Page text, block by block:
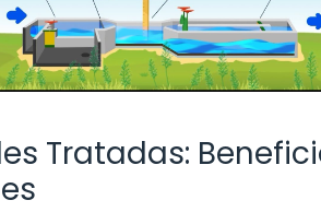
Tratadas: